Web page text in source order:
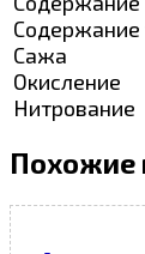
Содержание
Сажа
Окисление
Нитрование
Похожие